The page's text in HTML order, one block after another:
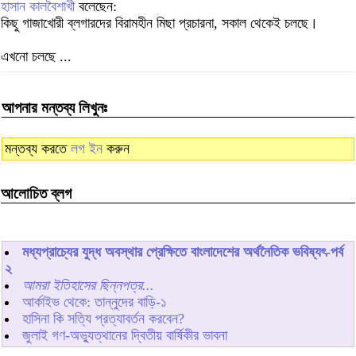
হাসান কালবৈশাখীবলেছেন:
কিছু গাজাখোরী ব্লগারদের বিরামহীন মিছা প্রচারনা, সকাল থেকেই চলছে।
এখনো চলছে ...
আপনার মন্তব্য লিখুনঃ
মন্তব্য করতে লগ ইন করুন
আলোচিত ব্লগ
মধ্যপ্রাচ্যের যুদ্ধ অবস্থার প্রেক্ষিতে বাংলাদেশের অর্থনৈতিক ভবিষ্যৎ-পর্ব
২
আমরা ইতিহাসের ছিন্নপত্র...
আর্কাইভ থেকে: তান্নুদের বাড়ি-১
হাসিনা কি সত্যি প্রত্যাবর্তন করবেন?
জুলাই গণ-অভ্যুত্থানের দ্বিতীয় বার্ষিকীর ভাবনা